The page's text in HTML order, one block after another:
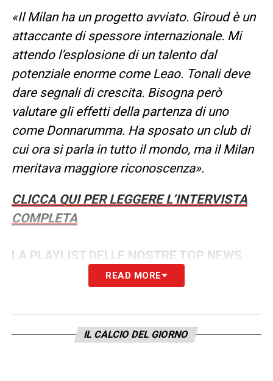
«Il Milan ha un progetto avviato. Giroud è un
attaccante di spessore internazionale. Mi
attendo l’esplosione di un talento dal
potenziale enorme come Leao. Tonali deve
dare segnali di crescita. Bisogna però
valutare gli effetti della partenza di uno
come Donnarumma. Ha sposato un club di
cui ora si parla in tutto il mondo, ma il Milan
meritava maggiore riconoscenza».
CLICCA QUI PER LEGGERE L’INTERVISTA
COMPLETA
LA PLAYLIST DELLE NOSTRE TOP NEWS
READ MORE
IL CALCIO DEL GIORNO